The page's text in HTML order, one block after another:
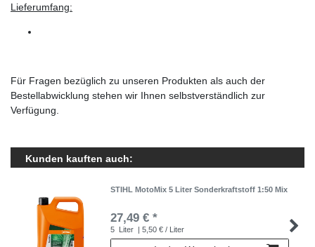
Lieferumfang:
Für Fragen bezüglich zu unseren Produkten als auch der
Bestellabwicklung stehen wir Ihnen selbstverständlich zur
Verfügung.
Kunden kauften auch:
STIHL MotoMix 5 Liter Sonderkraftstoff 1:50 Mix
27,49 € *
5 Liter | 5,50 € / Liter